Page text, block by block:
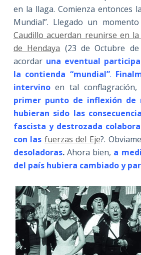
en la llaga. Comienza entonces
Mundial”. Llegado un
Caudillo acuerdan reunirse en
de Hendaya (23 de Octubre
acordar una eventual
la contienda “mundial”.
intervino en tal
primer punto de inflexión de
hubieran sido las
fascista y destrozada
con las fuerzas del Eje?.
desoladoras.Ahora bien, a
del país hubiera cambiado y